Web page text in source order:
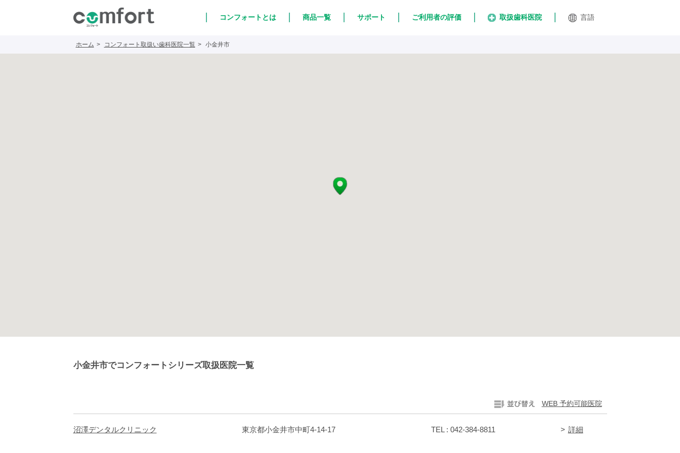
コンフォートとは 商品一覧 サポート ご利用者の評価 取扱歯科医院 言語
ホーム コンフォート取扱い歯科医院一覧 小金井市
小金井市でコンフォートシリーズ取扱医院一覧
WEB 予約可能医院
沼澤デンタルクリニック 東京都小金井市中町4-14-17 TEL : 042-384-8811 詳細